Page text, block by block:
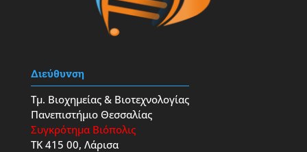
Διεύθυνση
Τμ. Βιοχημείας & Βιοτεχνολογίας
Πανεπιστήμιο Θεσσαλίας
Συγκρότημα Βιόπολις
ΤΚ 415 00, Λάρισα